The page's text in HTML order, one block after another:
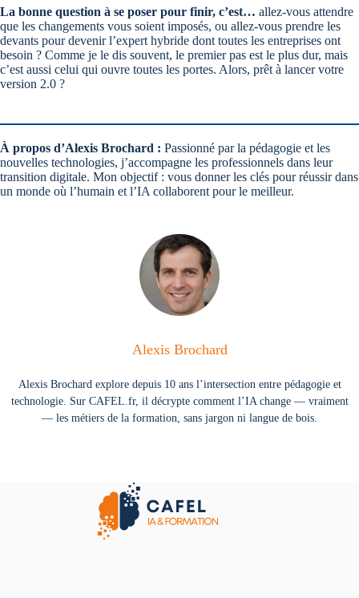
La bonne question à se poser pour finir, c’est… allez-vous attendre
que les changements vous soient imposés, ou allez-vous prendre les
devants pour devenir l’expert hybride dont toutes les entreprises ont
besoin ? Comme je le dis souvent, le premier pas est le plus dur, mais
c’est aussi celui qui ouvre toutes les portes. Alors, prêt à lancer votre
version 2.0 ?
À propos d’Alexis Brochard : Passionné par la pédagogie et les
nouvelles technologies, j’accompagne les professionnels dans leur
transition digitale. Mon objectif : vous donner les clés pour réussir dans
un monde où l’humain et l’IA collaborent pour le meilleur.
Alexis Brochard
Alexis Brochard explore depuis 10 ans l’intersection entre pédagogie et
technologie. Sur CAFEL.fr, il décrypte comment l’IA change — vraiment
— les métiers de la formation, sans jargon ni langue de bois.